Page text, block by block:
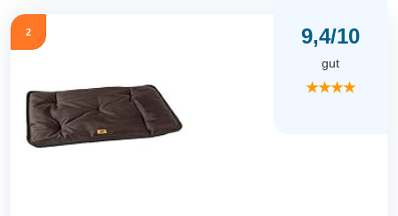
2 9,4/10
gut
★★★★